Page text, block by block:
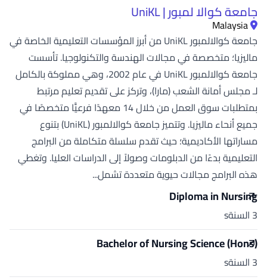
جامعة كوالا لمبور | UniKL
Malaysia
جامعة كوالالمبور UniKL من أبرز المؤسسات التعليمية الخاصة في
ماليزيا؛ متخصصة في مجالات الهندسة والتكنولوجيا. تأسست
جامعة كوالالمبور UniKL في عام 2002، وهي مملوكة بالكامل
لـ مجلس أمانة الشعب (مارا)، وتركز على تقديم تعليم مرتبط
بمتطلبات سوق العمل من خلال 14 معهدًا فرعيًّا متخصصًا في
جميع أنحاء ماليزيا. وتتميز جامعة كوالالمبور (UniKL) بتنوع
مساراتها الأكاديمية؛ حيث تقدم سلسلة متكاملة من البرامج
التعليمية بدءًا من الدبلومات وصولاً إلى الدراسات العليا. وتغطي
هذه البرامج مجالات حيوية متعددة تشمل...
Diploma in Nursing
3 السنةs
Bachelor of Nursing Science (Hons)
3 السنةs